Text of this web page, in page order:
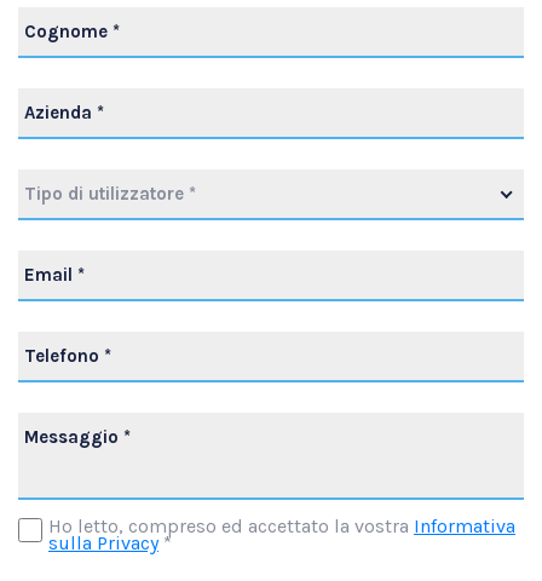
Tipo di utilizzatore *
Ho letto, compreso ed accettato la vostra Informativa
sulla Privacy*